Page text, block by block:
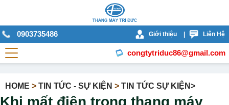
0903735486 Giới thiệu Liên Hệ
congtytriduc86@gmail.com
HOME > TIN TỨC - SỰ KIỆN > TIN TỨC SỰ KIỆN>
Khi mất điện trong thang máy